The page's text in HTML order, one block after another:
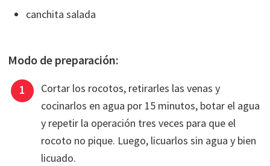
canchita salada
Modo de preparación:
Cortar los rocotos, retirarles las venas y
cocinarlos en agua por 15 minutos, botar el agua
y repetir la operación tres veces para que el
rocoto no pique. Luego, licuarlos sin agua y bien
licuado.